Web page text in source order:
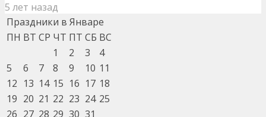
5 лет назад
Праздники в Январе
ПН ВТ СР ЧТ ПТ СБ ВС
1
2 3
4
5
6 7 8 9 10 11
12 13 14 15 16 17 18
19 20 21 22 23 24 25
26 27 28 29 30 31